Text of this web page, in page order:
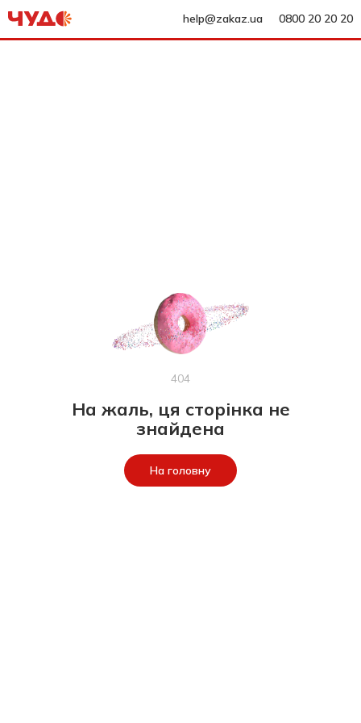
help@zakaz.ua 0800 20 20 20
404
На жаль, ця сторінка не
знайдена
На головну